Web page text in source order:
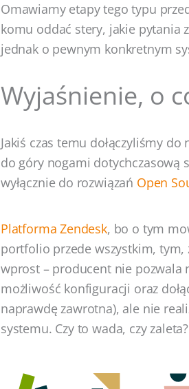
Omawiamy etapy tego typu
komu oddać stery, jakie pytania
jednak o pewnym konkretnym
Wyjaśnienie, o
Jakiś czas temu dołączyliśmy
do góry nogami dotychczasową
wyłącznie do rozwiązań Open
Platforma Zendesk, bo o tym
portfolio przede wszystkim,
wprost – producent nie pozwala
możliwość konfiguracji oraz
naprawdę zawrotna), ale nie
systemu. Czy to wada, czy